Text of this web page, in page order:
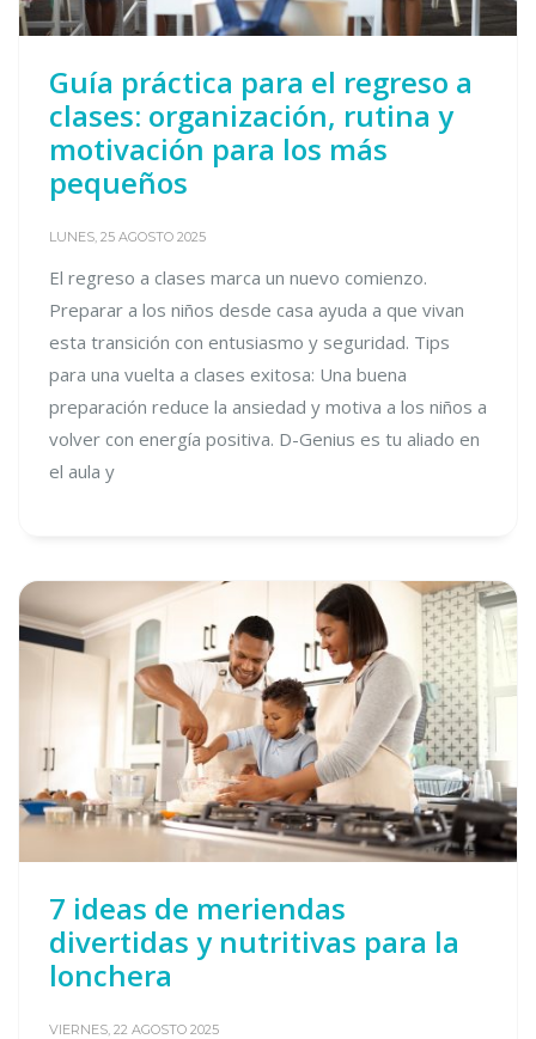
Guía práctica para el regreso a
clases: organización, rutina y
motivación para los más
pequeños
LUNES, 25 AGOSTO 2025
El regreso a clases marca un nuevo comienzo.
Preparar a los niños desde casa ayuda a que vivan
esta transición con entusiasmo y seguridad. Tips
para una vuelta a clases exitosa: Una buena
preparación reduce la ansiedad y motiva a los niños a
volver con energía positiva. D-Genius es tu aliado en
el aula y
7 ideas de meriendas
divertidas y nutritivas para la
lonchera
VIERNES, 22 AGOSTO 2025